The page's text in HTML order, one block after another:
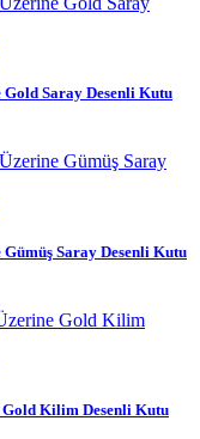
Saray Desenli Kutu
Saray Desenli Kutu
Kilim Desenli Kutu